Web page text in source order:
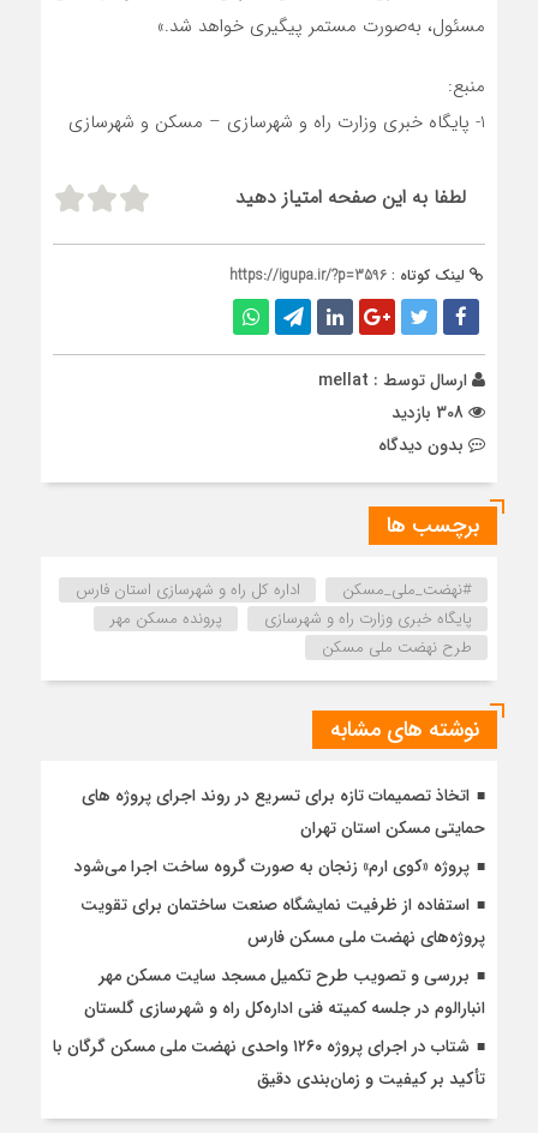
مسئول، به‌صورت مستمر پیگیری خواهد شد.»
منبع:
1- پایگاه خبری وزارت راه و شهرسازی – مسکن و شهرسازی
لطفا به این صفحه امتیاز دهید
لینک کوتاه : https://igupa.ir/?p=3596
ارسال توسط : mellat
بدون دیدگاه
برچسب ها
#نهضت_ملی_مسکن
اداره كل راه و شهرسازي استان فارس
پایگاه خبری وزارت راه و شهرسازی
پرونده مسکن مهر
طرح نهضت ملی مسکن
نوشته های مشابه
اتخاذ تصمیمات تازه برای تسریع در روند اجرای پروژه های
حمایتی مسکن استان تهران
پروژه «کوی ارم» زنجان به صورت گروه ساخت اجرا می‌شود
استفاده از ظرفیت نمایشگاه صنعت ساختمان برای تقویت
پروژه‌های نهضت ملی مسکن فارس
بررسی و تصویب طرح تکمیل مسجد سایت مسکن مهر
انبارالوم در جلسه کمیته فنی اداره‌کل راه و شهرسازی گلستان
شتاب در اجرای پروژه ۱۲۶۰ واحدی نهضت ملی مسکن گرگان با
تأکید بر کیفیت و زمان‌بندی دقیق